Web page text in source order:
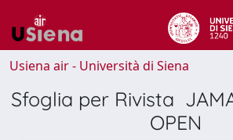
Usiena air - Università di Siena
Sfoglia per Rivista
OPEN